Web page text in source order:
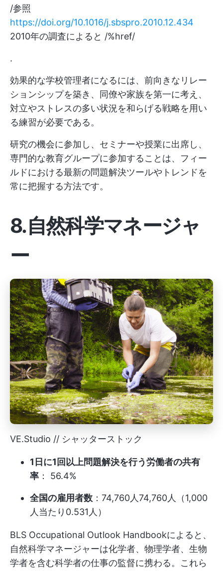
/参照
https://doi.org/10.1016/j.sbspro.2010.12.434
2010年の調査によると /%href/
.
効果的な学校管理者になるには、前向きなリレー
ションシップを築き、同僚や家族を第一に考え、
対立やストレスの多い状況を和らげる戦略を用い
る練習が必要である。
研究の機会に参加し、セミナーや授業に出席し、
専門的な教育グループに参加することは、フィー
ルドにおける最新の問題解決ツールやトレンドを
常に把握する方法です。
8.自然科学マネージャ
ー
VE.Studio // シャッターストック
1日に1回以上問題解決を行う労働者の共有
率 ： 56.4%
全国の雇用者数 ：74,760人74,760人（1,000
人当たり0.531人）
BLS Occupational Outlook Handbookによると、
自然科学マネージャーは化学者、物理学者、生物
学者を含む科学者の仕事の監督に携わる。これら